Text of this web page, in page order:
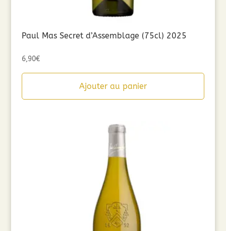
Paul Mas Secret d’Assemblage (75cl) 2025
6,90€
Ajouter au panier